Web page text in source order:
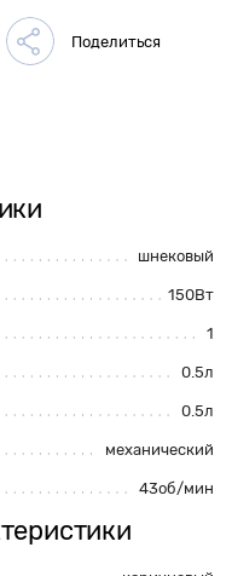
шнековый
150Вт
1
0.5л
0.5л
механический
43об/мин